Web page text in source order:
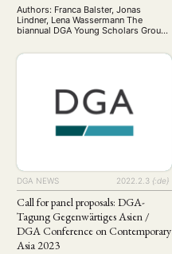
Authors: Franca Balster, Jonas
Lindner, Lena Wassermann The
biannual DGA Young Scholars Group
from the 4th to the 6th of March
2022 in Wuerzburg. Young
about and discuss qualitative and
quantitative methods that are
relevant for doing research in …
DGA NEWS 2022.2.3 {:de}
Call for panel proposals: DGA-
Tagung Gegenwärtiges Asien /
DGA Conference on Contemporary
Asia 2023